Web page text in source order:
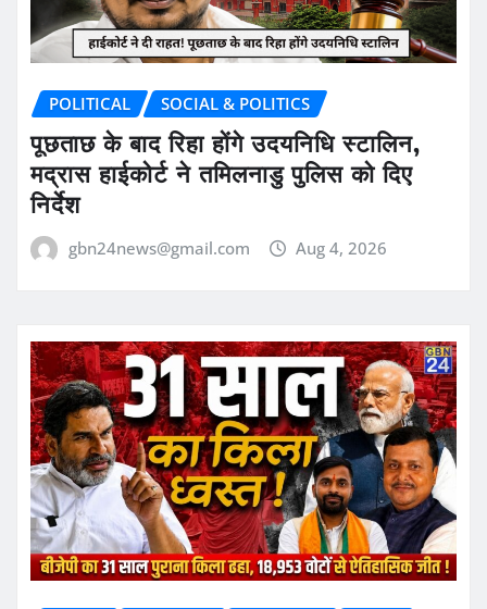
POLITICAL SOCIAL & POLITICS
पूछताछ के बाद रिहा होंगे उदयनिधि स्टालिन,
मद्रास हाईकोर्ट ने तमिलनाडु पुलिस को दिए
निर्देश
gbn24news@gmail.com Aug 4, 2026